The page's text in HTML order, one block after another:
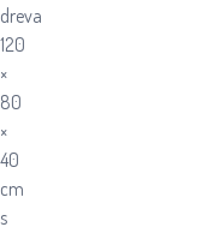
dreva
120
×
80
×
40
cm
s